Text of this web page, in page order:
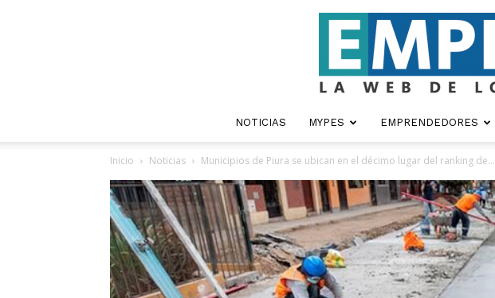
NOTICIAS MYPES EMPRENDEDORES
Inicio Noticias Municipios de Piura se ubican en el décimo lugar del ranking de...